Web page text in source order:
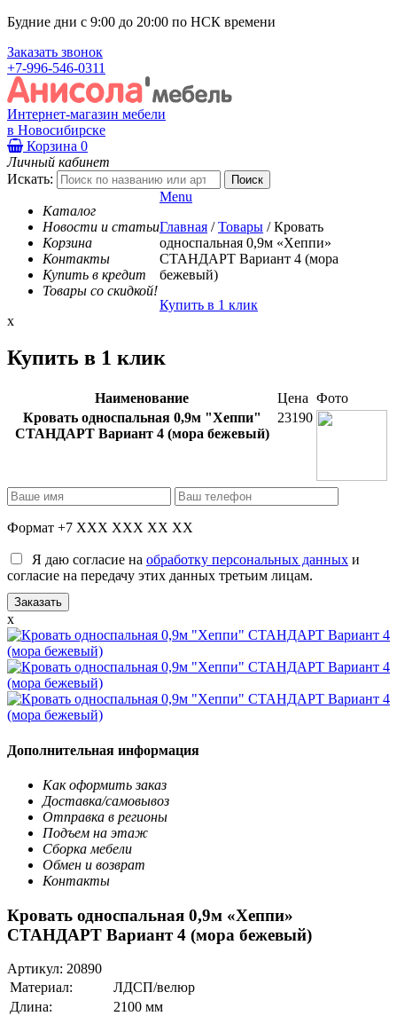
Будние дни с 9:00 до 20:00 по НСК времени
Заказать звонок
+7-996-546-0311
Интернет-магазин мебели
в Новосибирске
Корзина 0
Личный кабинет
Искать:
Каталог
Новости и статьи
Корзина
Контакты
Купить в кредит
Товары со скидкой!
Menu
Главная / Товары / Кровать
односпальная 0,9м «Хеппи»
СТАНДАРТ Вариант 4 (мора
бежевый)
Купить в 1 клик
x
Купить в 1 клик
Наименование Цена Фото
Кровать односпальная 0,9м "Хеппи"
СТАНДАРТ Вариант 4 (мора бежевый)
23190
Формат +7 XXX XXX XX XX
Я даю согласие на обработку персональных данных и
согласие на передачу этих данных третьим лицам.
x
Дополнительная информация
Как оформить заказ
Доставка/самовывоз
Отправка в регионы
Подъем на этаж
Сборка мебели
Обмен и возврат
Контакты
Кровать односпальная 0,9м «Хеппи»
СТАНДАРТ Вариант 4 (мора бежевый)
Артикул: 20890
Материал:
ЛДСП/велюр
Длина:
2100 мм